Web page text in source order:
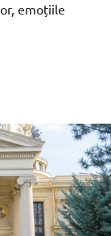
emoțiile